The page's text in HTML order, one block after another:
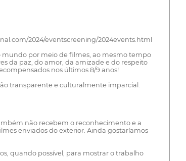
2024/eventscreening/2024events.html
por meio de filmes, ao mesmo tempo
da paz, do amor, da amizade e do respeito
nos últimos 8/9 anos!
transparente e culturalmente imparcial.
não recebem o reconhecimento e a
enviados do exterior. Ainda gostaríamos
quando possível, para mostrar o trabalho